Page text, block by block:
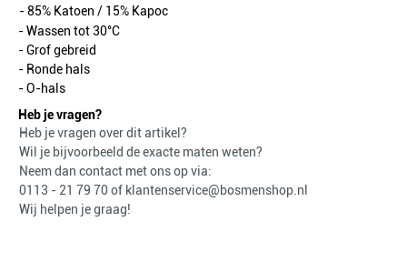
- 85% Katoen / 15% Kapoc
- Wassen tot 30°C
- Grof gebreid
- Ronde hals
- O-hals
Heb je vragen?
Heb je vragen over dit artikel?
Wil je bijvoorbeeld de exacte maten weten?
Neem dan contact met ons op via:
0113 - 21 79 70 of klantenservice@bosmenshop.nl
Wij helpen je graag!